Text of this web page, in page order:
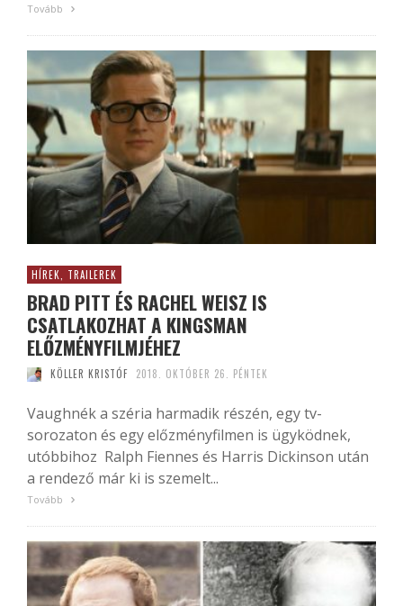
Tovább
HÍREK, TRAILEREK
BRAD PITT ÉS RACHEL WEISZ IS
CSATLAKOZHAT A KINGSMAN
ELŐZMÉNYFILMJÉHEZ
KÖLLER KRISTÓF 2018. OKTÓBER 26. PÉNTEK
Vaughnék a széria harmadik részén, egy tv-
sorozaton és egy előzményfilmen is ügyködnek,
utóbbihoz Ralph Fiennes és Harris Dickinson után
a rendező már ki is szemelt...
Tovább